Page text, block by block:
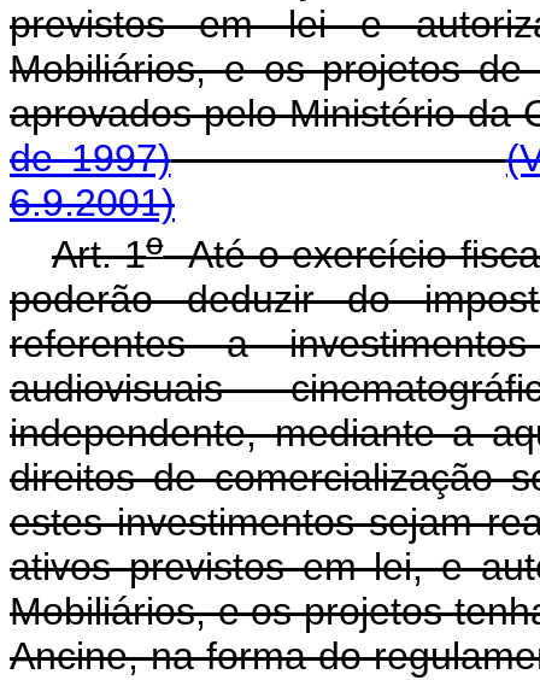
previstos em lei e
Mobiliários, e os projetos de
aprovados pelo
de 1997)
6.9.2001)
Art. 1oAté o exercício
poderão deduzir do
referentes a
audiovisuais
independente, mediante a
direitos de comercialização
estes investimentos sejam
ativos previstos em lei, e
Mobiliários, e os projetos
Ancine, na forma do